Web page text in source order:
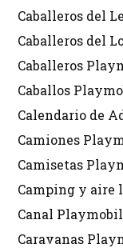
Caballeros del
Caballeros del
Caballeros
Caballos
Calendario de
Camiones
Camisetas
Camping y aire
Canal
Caravanas